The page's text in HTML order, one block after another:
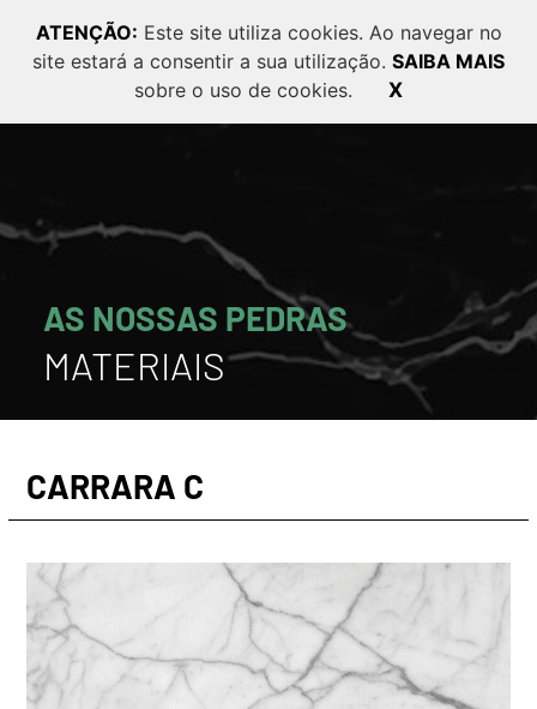
ATENÇÃO: Este site utiliza cookies. Ao navegar no
site estará a consentir a sua utilização. SAIBA MAIS
sobre o uso de cookies.
X
PT EN FR
AS NOSSAS PEDRAS
MATERIAIS
CARRARA C